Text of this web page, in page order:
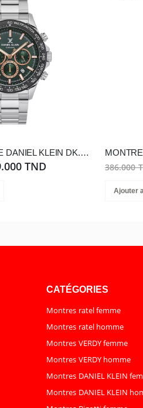
MONTRE HOMME DANIEL KLEIN DK.1.13852-2
TND 386.000
Ajouter
CATÉGORIES
Montres ratel femme
Montres ratel homme
Montres VERDY femme
Montres VERDY homme
Montres DANIEL KLEIN
Montres DANIEL KLEIN